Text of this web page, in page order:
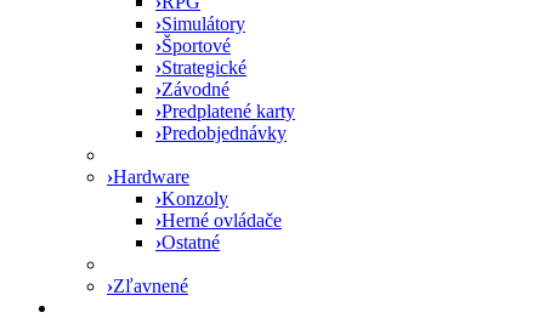
›Simulátory
›Športové
›Strategické
›Závodné
›Predplatené karty
›Predobjednávky
›Hardware
›Konzoly
›Herné ovládače
›Ostatné
›Zľavnené